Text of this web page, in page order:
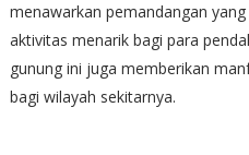
menawarkan pemandangan
aktivitas menarik bagi para
gunung ini juga memberikan
bagi wilayah sekitarnya.